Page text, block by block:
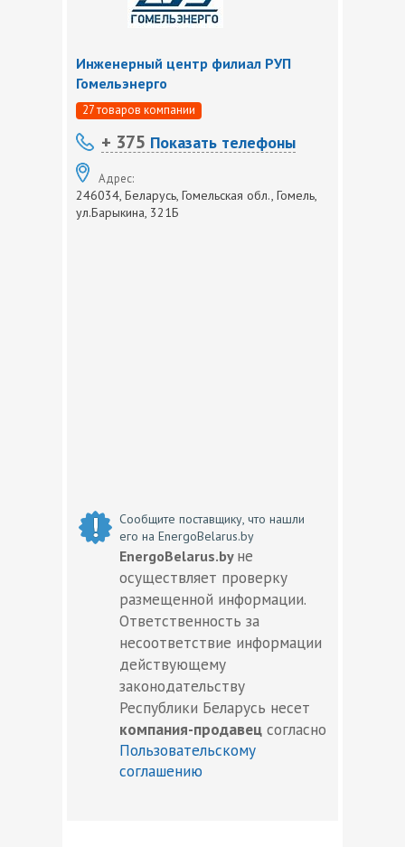
Инженерный центр филиал РУП
Гомельэнерго
27 товаров компании
+ 375 Показать телефоны
Адрес:
246034, Беларусь, Гомельская обл., Гомель,
ул.Барыкина, 321Б
Сообщите поставщику, что нашли
его на EnergoBelarus.by
EnergoBelarus.by не
осуществляет проверку
размещенной информации.
Ответственность за
несоответствие информации
действующему
законодательству
Республики Беларусь несет
компания-продавец согласно
Пользовательскому
соглашению